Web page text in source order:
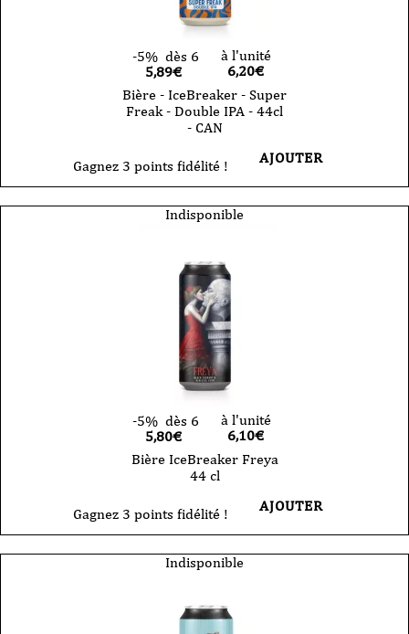
-5% dès 6
5,89€
à l'unité
6,20€
Bière - IceBreaker - Super
Freak - Double IPA - 44cl
- CAN
Gagnez 3 points fidélité ! AJOUTER
Indisponible
-5% dès 6
5,80€
à l'unité
6,10€
Bière IceBreaker Freya
44 cl
Gagnez 3 points fidélité ! AJOUTER
Indisponible